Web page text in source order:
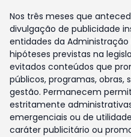
Nos três meses que
divulgação de publicidade
entidades da Administração
hipóteses previstas na
evitados conteúdos que
públicos, programas, obras,
gestão. Permanecem
estritamente
emergenciais ou de
caráter publicitário ou